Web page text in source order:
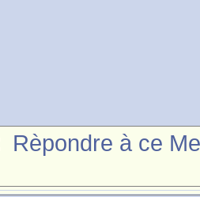
Rèpondre à ce